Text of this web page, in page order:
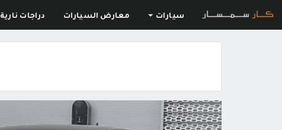
سيارات معارض السيارات دراجات نارية